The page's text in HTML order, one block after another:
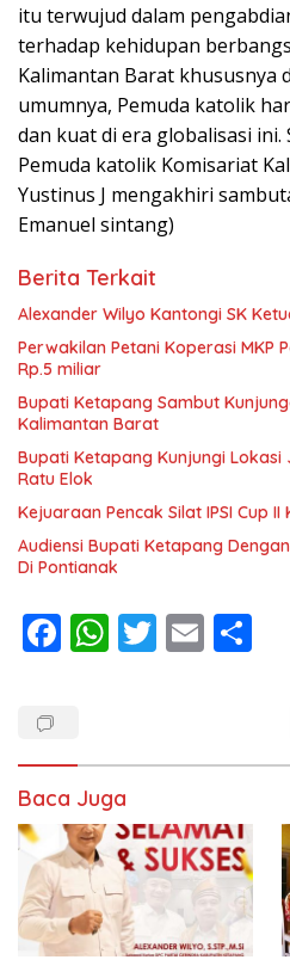
itu terwujud dalam
terhadap kehidupan
Kalimantan Barat khususnya
umumnya, Pemuda katolik
dan kuat di era globalisasi ini.
Pemuda katolik Komisariat
Yustinus J mengakhiri
Emanuel sintang)
Berita Terkait
Alexander Wilyo Kantongi SK
Perwakilan Petani Koperasi MKP
Rp.5 miliar
Bupati Ketapang Sambut
Kalimantan Barat
Bupati Ketapang Kunjungi
Ratu Elok
Kejuaraan Pencak Silat IPSI Cup
Audiensi Bupati Ketapang
Di Pontianak
F
o
o
k
W
A
p
p
T E
Baca Juga